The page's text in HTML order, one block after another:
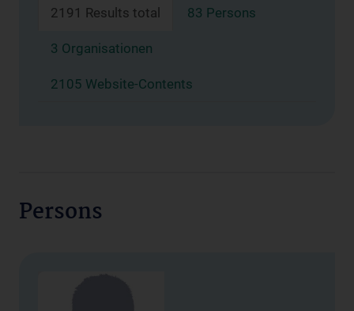
2191 Results total 83 Persons
3 Organisationen
2105 Website-Contents
Persons